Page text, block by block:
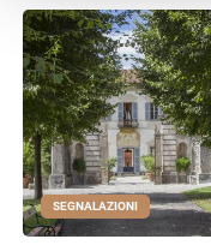
SEGNALAZIONI